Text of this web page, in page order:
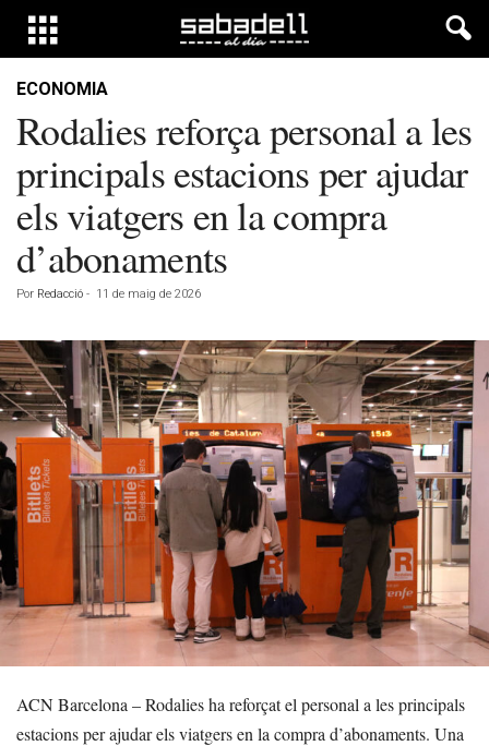
ECONOMIA
Rodalies reforça personal a les
principals estacions per ajudar
els viatgers en la compra
d’abonaments
Por Redacció - 11 de maig de 2026
ACN Barcelona – Rodalies ha reforçat el personal a les principals
estacions per ajudar els viatgers en la compra d’abonaments. Una